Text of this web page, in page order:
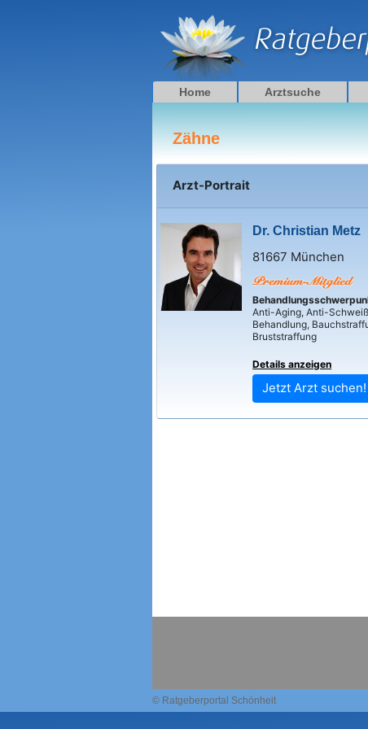
Home Arztsuche
Zähne
Arzt-Portrait
Dr. Christian Metz
81667 München
Anti-Aging, Anti-
Behandlung,
Bruststraffung
Details anzeigen
Jetzt Arzt suchen!
© Ratgeberportal Schönheit